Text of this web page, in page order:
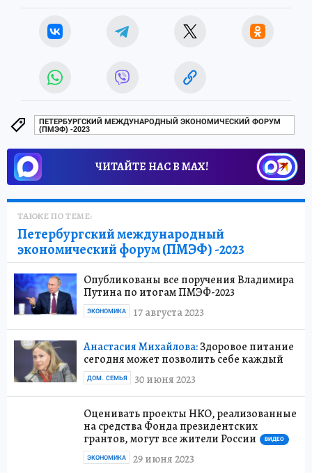
ПЕТЕРБУРГСКИЙ МЕЖДУНАРОДНЫЙ ЭКОНОМИЧЕСКИЙ ФОРУМ
(ПМЭФ) -2023
ЧИТАЙТЕ НАС В МАХ!
ТАКЖЕ ПО ТЕМЕ:
Петербургский международный
экономический форум (ПМЭФ) -2023
Опубликованы все поручения Владимира
Путина по итогам ПМЭФ-2023
17 августа 2023
ЭКОНОМИКА
Анастасия Михайлова:Здоровое питание
сегодня может позволить себе каждый
30 июня 2023
ДОМ. СЕМЬЯ
Оценивать проекты НКО, реализованные
на средства Фонда президентских
грантов, могут все жители России
ВИДЕО
29 июня 2023
ЭКОНОМИКА